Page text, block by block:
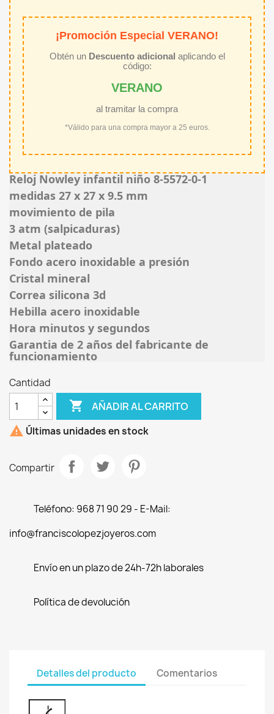
¡Promoción Especial VERANO!
Obtén un Descuento adicional aplicando el
código:
VERANO
al tramitar la compra
*Válido para una compra mayor a 25 euros.
Reloj Nowley infantil niño 8-5572-0-1
medidas 27 x 27 x 9.5 mm
movimiento de pila
3 atm (salpicaduras)
Metal plateado
Fondo acero inoxidable a presión
Cristal mineral
Correa silicona 3d
Hebilla acero inoxidable
Hora minutos y segundos
Garantia de 2 años del fabricante de
funcionamiento
Cantidad
 AÑADIR AL CARRITO
 Últimas unidades en stock
Compartir
Teléfono: 968 71 90 29 - E-Mail:
info@franciscolopezjoyeros.com
Envío en un plazo de 24h-72h laborales
Política de devolución
Detalles del producto Comentarios